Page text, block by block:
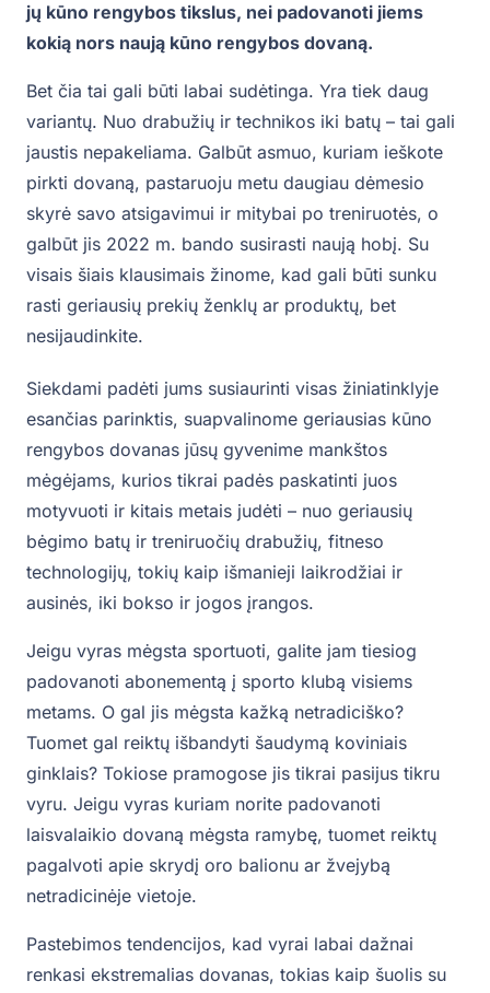
jų kūno rengybos tikslus, nei padovanoti jiems
kokią nors naują kūno rengybos dovaną.
Bet čia tai gali būti labai sudėtinga. Yra tiek daug
variantų. Nuo drabužių ir technikos iki batų – tai gali
jaustis nepakeliama. Galbūt asmuo, kuriam ieškote
pirkti dovaną, pastaruoju metu daugiau dėmesio
skyrė savo atsigavimui ir mitybai po treniruotės, o
galbūt jis 2022 m. bando susirasti naują hobį. Su
visais šiais klausimais žinome, kad gali būti sunku
rasti geriausių prekių ženklų ar produktų, bet
nesijaudinkite.
Siekdami padėti jums susiaurinti visas žiniatinklyje
esančias parinktis, suapvalinome geriausias kūno
rengybos dovanas jūsų gyvenime mankštos
mėgėjams, kurios tikrai padės paskatinti juos
motyvuoti ir kitais metais judėti – nuo ​​geriausių
bėgimo batų ir treniruočių drabužių, fitneso
technologijų, tokių kaip išmanieji laikrodžiai ir
ausinės, iki bokso ir jogos įrangos.
Jeigu vyras mėgsta sportuoti, galite jam tiesiog
padovanoti abonementą į sporto klubą visiems
metams. O gal jis mėgsta kažką netradiciško?
Tuomet gal reiktų išbandyti šaudymą koviniais
ginklais? Tokiose pramogose jis tikrai pasijus tikru
vyru. Jeigu vyras kuriam norite padovanoti
laisvalaikio dovaną mėgsta ramybę, tuomet reiktų
pagalvoti apie skrydį oro balionu ar žvejybą
netradicinėje vietoje.
Pastebimos tendencijos, kad vyrai labai dažnai
renkasi ekstremalias dovanas, tokias kaip šuolis su